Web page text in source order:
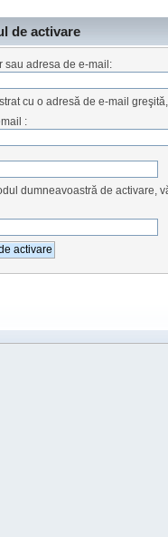
de activare
sau adresa de e-mail:
cu o adresă de e-mail
:
dumneavoastră de activare,